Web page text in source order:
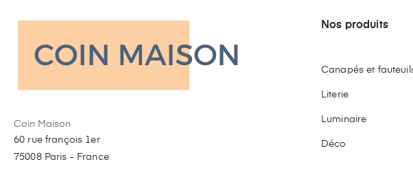
Coin Maison
60 rue françois 1er
75008 Paris - France
Nos produits
Canapés et
Literie
Luminaire
Déco